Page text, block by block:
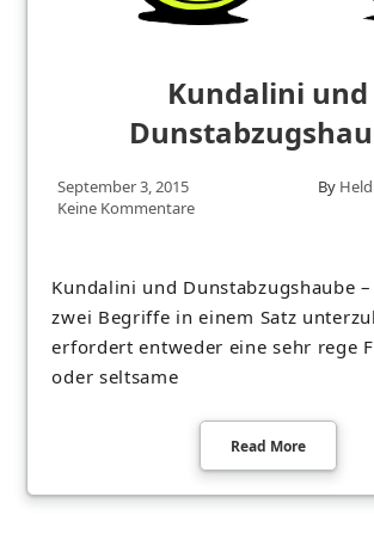
Kundalini und
September 3, 2015 By
Keine Kommentare
Kundalini und Dunstabzugshaube
zwei Begriffe in einem Satz
erfordert entweder eine sehr rege
oder seltsame
Read More